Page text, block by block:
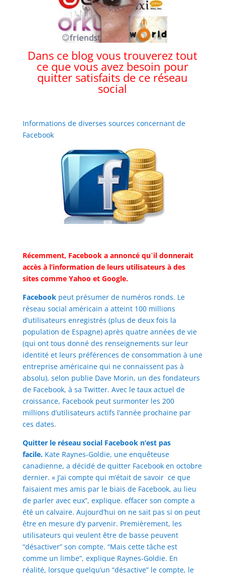
Dans ce blog vous trouverez tout
ce que vous avez besoin pour
quitter satisfaits de ce réseau
social
Informations de diverses sources concernant de
Facebook
Récemment, Facebook a annoncé qu`il donnerait
accès à l’information de leurs utilisateurs à des
sites comme Yahoo et Google.
Facebookpeut présumer de numéros ronds. Le
réseau social américain a atteint 100 millions
d’utilisateurs enregistrés (plus de deux fois la
population de Espagne) après quatre années de vie
(qui ont tous donné des renseignements sur leur
identité et leurs préférences de consommation à une
entreprise américaine qui ne connaissent pas à
absolu), selon publie Dave Morin, un des fondateurs
de Facebook, à sa Twitter. Avec le taux actuel de
croissance, Facebook peut surmonter les 200
millions d’utilisateurs actifs l’année prochaine par
ces dates.
Quitter le réseau social Facebook n’est pas
facile.Kate Raynes-Goldie, une enquêteuse
canadienne, a décidé de quitter Facebook en octobre
dernier. « J’ai compte qui m’était de savoir ce que
faisaient mes amis par le biais de Facebook, au lieu
de parler avec eux”, explique. effacer son compte a
été un calvaire. Aujourd’hui on ne sait pas si on peut
être en mesure d’y parvenir. Premièrement, les
utilisateurs qui veulent être de basse peuvent
“désactiver” son compte. “Mais cette tâche est
comme un limbe”, explique Raynes-Goldie. En
réalité, lorsque quelqu’un “désactive” le compte, le